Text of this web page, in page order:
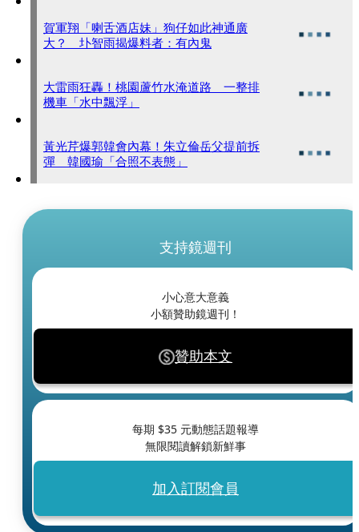
賀軍翔「喇舌酒店妹」狗仔如此神通廣
大？ 圤智雨揭爆料者：有內鬼
大雷雨狂轟！桃園蘆竹水淹道路 一整排
機車「水中飄浮」
黃光芹爆郭韓會內幕！朱立倫岳父提前拆
彈 韓國瑜「合照不表態」
支持鏡週刊
小心意大意義
小額贊助鏡週刊！
贊助本文
每期 $35 元動態話題報導
無限閱讀解鎖新鮮事
加入訂閱會員